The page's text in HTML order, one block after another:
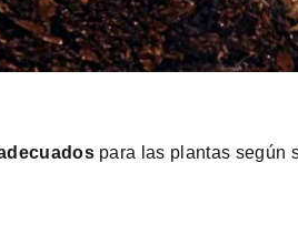
para las plantas según